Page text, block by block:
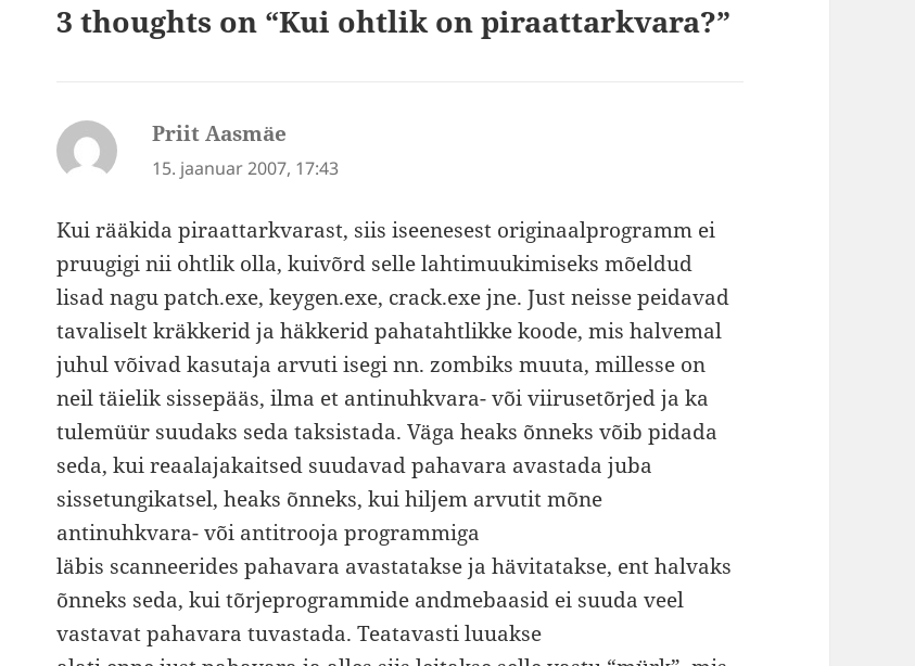
3 thoughts on “Kui ohtlik on piraattarkvara?”
Priit Aasmäe
15. jaanuar 2007, 17:43
Kui rääkida piraattarkvarast, siis iseenesest originaalprogramm ei
pruugigi nii ohtlik olla, kuivõrd selle lahtimuukimiseks mõeldud
lisad nagu patch.exe, keygen.exe, crack.exe jne. Just neisse peidavad
tavaliselt kräkkerid ja häkkerid pahatahtlikke koode, mis halvemal
juhul võivad kasutaja arvuti isegi nn. zombiks muuta, millesse on
neil täielik sissepääs, ilma et antinuhkvara- või viirusetõrjed ja ka
tulemüür suudaks seda taksistada. Väga heaks õnneks võib pidada
seda, kui reaalajakaitsed suudavad pahavara avastada juba
sissetungikatsel, heaks õnneks, kui hiljem arvutit mõne
antinuhkvara- või antitrooja programmiga
läbis scanneerides pahavara avastatakse ja hävitatakse, ent halvaks
õnneks seda, kui tõrjeprogrammide andmebaasid ei suuda veel
vastavat pahavara tuvastada. Teatavasti luuakse